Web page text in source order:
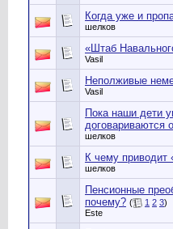
Когда уже и
шелков
«Штаб
Vasil
Неполживые
Vasil
Пока наши дети
договариваются
шелков
К чему приводит
шелков
Пенсионные
почему? ( 1 2 3)
Este